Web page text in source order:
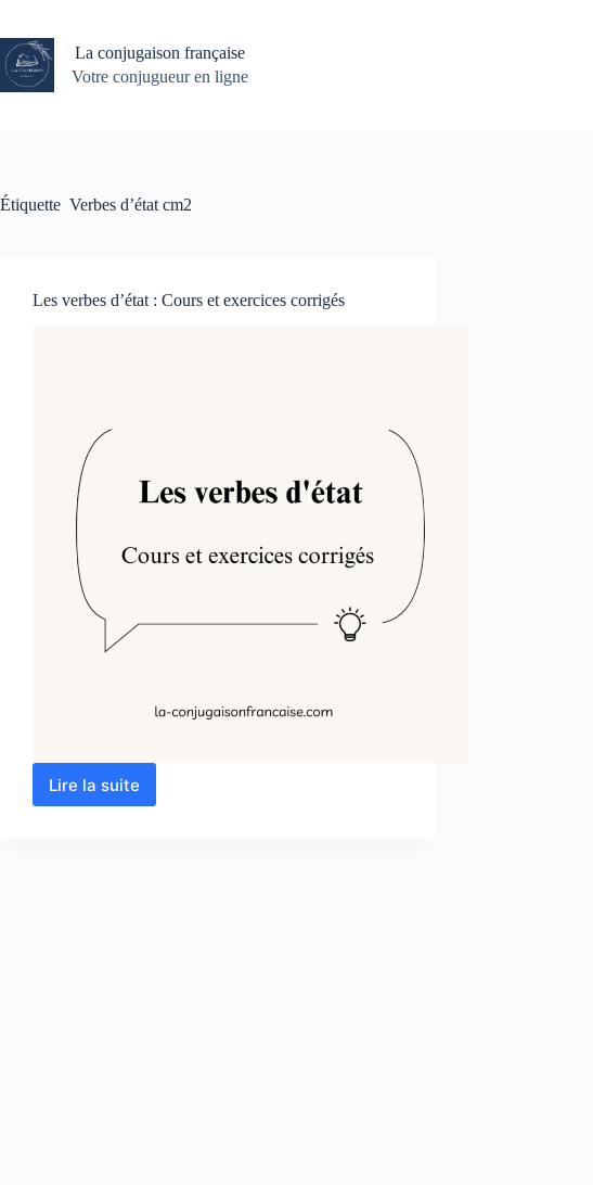
contenu
La conjugaison française
Votre conjugueur en ligne
Étiquette Verbes d’état cm2
Les verbes d’état : Cours et exercices corrigés
Lire la suite
Les